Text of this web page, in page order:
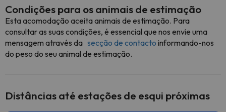
Condições para os animais de estimação
Esta acomodação aceita animais de estimação. Para
consultar as suas condições, é essencial que nos envie uma
mensagem através da secção de contacto informando-nos
do peso do seu animal de estimação.
Distâncias até estações de esqui próximas